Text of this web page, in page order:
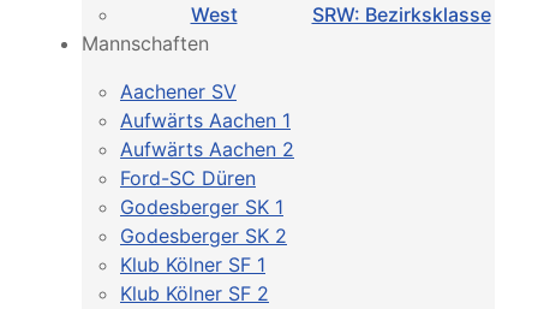
West
SRW: Bezirksklasse
Mannschaften
Aachener SV
Aufwärts Aachen 1
Aufwärts Aachen 2
Ford-SC Düren
Godesberger SK 1
Godesberger SK 2
Klub Kölner SF 1
Klub Kölner SF 2